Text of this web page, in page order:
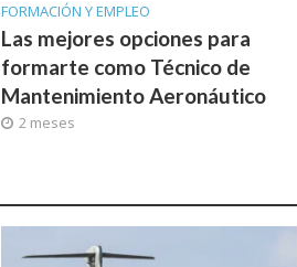
FORMACIÓN Y EMPLEO
Las mejores opciones para
formarte como Técnico de
Mantenimiento Aeronáutico
2 meses